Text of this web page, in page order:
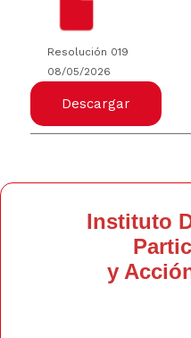
Resolución 019
08/05/2026
Descargar
Instituto
y